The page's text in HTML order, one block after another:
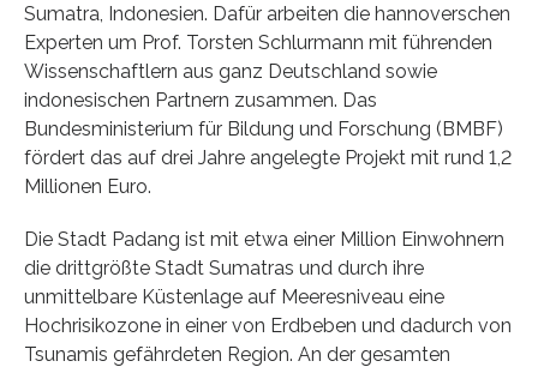
Sumatra, Indonesien. Dafür arbeiten die hannoverschen
Experten um Prof. Torsten Schlurmann mit führenden
Wissenschaftlern aus ganz Deutschland sowie
indonesischen Partnern zusammen. Das
Bundesministerium für Bildung und Forschung (BMBF)
fördert das auf drei Jahre angelegte Projekt mit rund 1,2
Millionen Euro.
Die Stadt Padang ist mit etwa einer Million Einwohnern
die drittgrößte Stadt Sumatras und durch ihre
unmittelbare Küstenlage auf Meeresniveau eine
Hochrisikozone in einer von Erdbeben und dadurch von
Tsunamis gefährdeten Region. An der gesamten